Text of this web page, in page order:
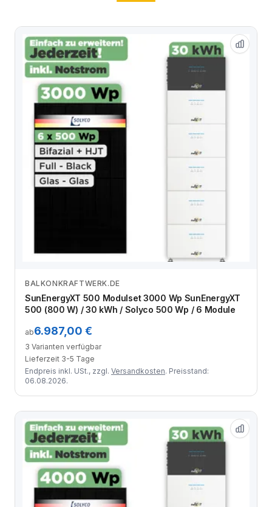
Zum Angebot
BALKONKRAFTWERK.DE
SunEnergyXT 500 Modulset 3000 Wp SunEnergyXT
500 (800 W) / 30 kWh / Solyco 500 Wp / 6 Module
ab6.987,00 €
3 Varianten verfügbar
Lieferzeit 3-5 Tage
Endpreis inkl. USt., zzgl. Versandkosten. Preisstand:
06.08.2026.